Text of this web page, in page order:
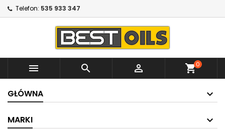
Telefon: 535 933 347
   shopping_cart0
GŁÓWNA
MARKI